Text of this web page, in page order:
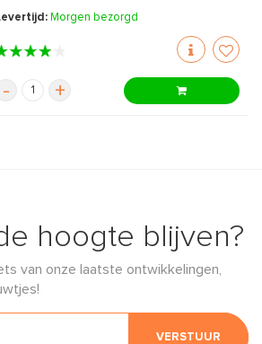
Morgen bezorgd
- +
hoogte blijven?
van onze laatste ontwikkelingen,
VERSTUUR